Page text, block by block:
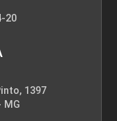
20
1397
MG